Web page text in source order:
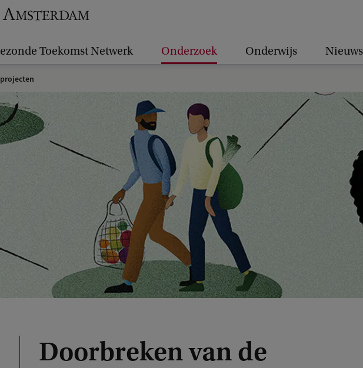
Toekomst Netwerk Onderzoek Onderwijs Nieuws
Doorbreken van de